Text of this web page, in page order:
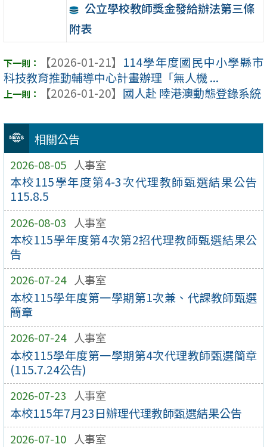
相關公告
2026-08-05 人事室
本校115學年度第4-3次代理教師甄選結果公告
115.8.5
2026-08-03 人事室
本校115學年度第4次第2招代理教師甄選結果公
告
2026-07-24 人事室
本校115學年度第一學期第1次兼、代課教師甄選
簡章
2026-07-24 人事室
本校115學年度第一學期第4次代理教師甄選簡章
(115.7.24公告)
2026-07-23 人事室
本校115年7月23日辦理代理教師甄選結果公告
2026-07-10 人事室
公立學校教師獎金發給辦法第三條
附表
【2026-01-21】 114學年度國民中小學縣市
科技教育推動輔導中心計畫辦理「無人機 ...
【2026-01-20】 國人赴 陸港澳動態登錄系統